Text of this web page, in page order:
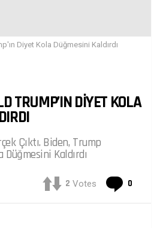
Diyet Kola Düğmesini Kaldırdı
TRUMP’IN DIYET KOLA
Çıktı. Biden, Trump
Kaldırdı
2 Votes 0